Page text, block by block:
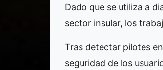
Dado que se utiliza a
sector insular, los
Tras detectar pilotes
seguridad de los